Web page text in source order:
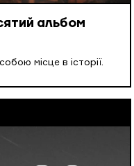
альбом
місце в історії.